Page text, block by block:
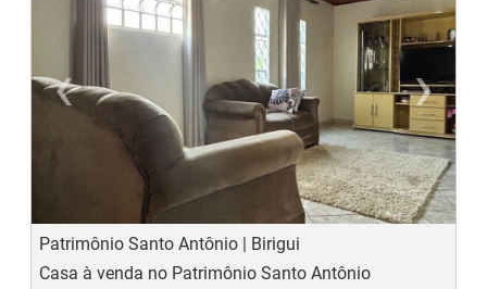
‹
Previous
›
Patrimônio Santo Antônio | Birigui
Casa à venda no Patrimônio Santo Antônio